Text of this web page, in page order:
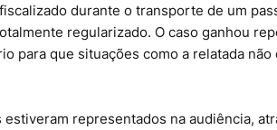
durante o transporte de um
regularizado. O caso ganhou
para que situações como a relatada
representados na audiência,